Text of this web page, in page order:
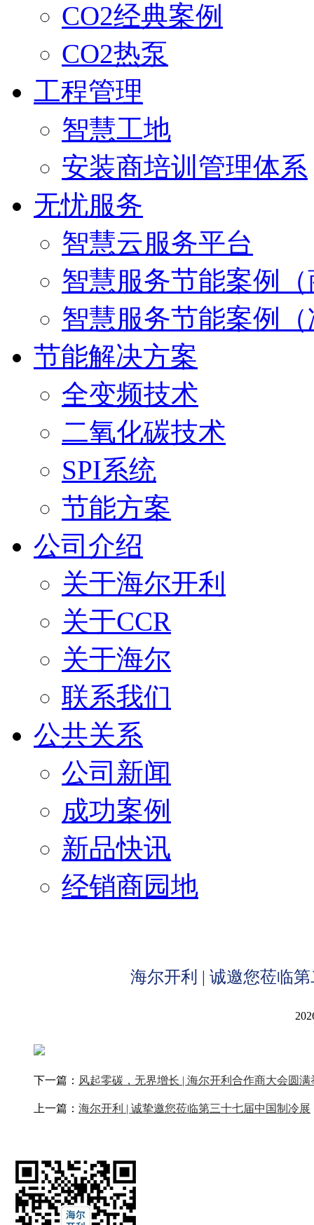
CO2经典案例
CO2热泵
工程管理
智慧工地
安装商培训管理体系
无忧服务
智慧云服务平台
智慧服务节能案例
智慧服务节能案例
节能解决方案
全变频技术
二氧化碳技术
SPI系统
节能方案
公司介绍
关于海尔开利
关于CCR
关于海尔
联系我们
公共关系
公司新闻
成功案例
新品快讯
经销商园地
海尔开利 | 诚邀您莅临
下一篇： 风起零碳，无界增长 | 海尔开利合作商大会圆满
上一篇： 海尔开利 | 诚挚邀您莅临第三十七届中国制冷展